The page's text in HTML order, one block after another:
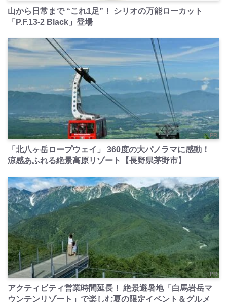
山から日常まで “これ1足”！ シリオの万能ローカット
「P.F.13-2 Black」登場
PR
「北八ヶ岳ロープウェイ」 360度の大パノラマに感動！
涼感あふれる絶景高原リゾート【長野県茅野市】
PR
アクティビティ営業時間延長！ 絶景避暑地「白馬岩岳マ
ウンテンリゾート」で楽しむ夏の限定イベント＆グルメ